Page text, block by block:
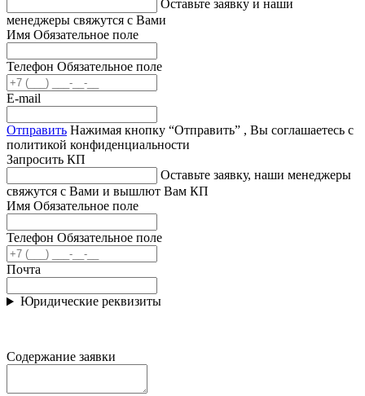
Оставьте заявку и наши
менеджеры свяжутся с Вами
Имя Обязательное поле
Телефон Обязательное поле
E-mail
Отправить Нажимая кнопку “Отправить” , Вы соглашаетесь с
политикой конфиденциальности
Запросить КП
Оставьте заявку, наши менеджеры
свяжутся с Вами и вышлют Вам КП
Имя Обязательное поле
Телефон Обязательное поле
Почта
Юридические реквизиты
Содержание заявки